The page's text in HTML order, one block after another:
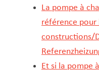
La pompe à
référence pour
constructions/
Et si la pompe